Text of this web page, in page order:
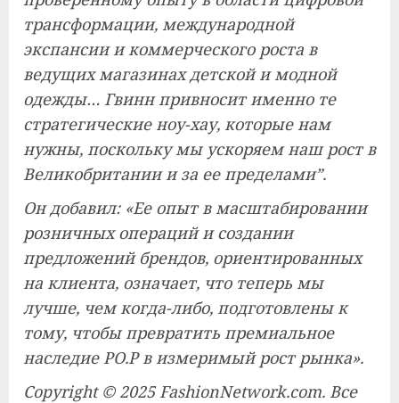
трансформации, международной
экспансии и коммерческого роста в
ведущих магазинах детской и модной
одежды… Гвинн привносит именно те
стратегические ноу-хау, которые нам
нужны, поскольку мы ускоряем наш рост в
Великобритании и за ее пределами”.
Он добавил: «Ее опыт в масштабировании
розничных операций и создании
предложений брендов, ориентированных
на клиента, означает, что теперь мы
лучше, чем когда-либо, подготовлены к
тому, чтобы превратить премиальное
наследие PO.P в измеримый рост рынка».
Copyright © 2025 FashionNetwork.com. Все